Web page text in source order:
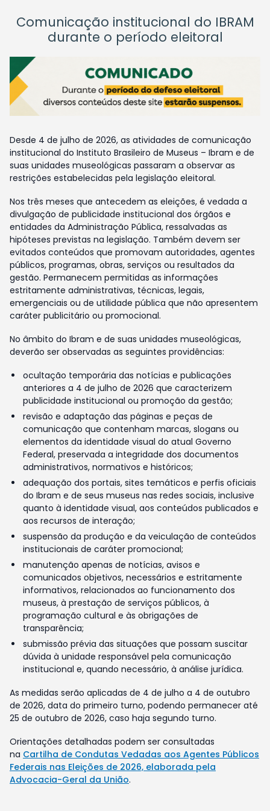
Comunicação institucional do IBRAM
durante o período eleitoral
Desde 4 de julho de 2026, as atividades de comunicação
institucional do Instituto Brasileiro de Museus – Ibram e de
suas unidades museológicas passaram a observar as
restrições estabelecidas pela legislação eleitoral.
Nos três meses que antecedem as eleições, é vedada a
divulgação de publicidade institucional dos órgãos e
entidades da Administração Pública, ressalvadas as
hipóteses previstas na legislação. Também devem ser
evitados conteúdos que promovam autoridades, agentes
públicos, programas, obras, serviços ou resultados da
gestão. Permanecem permitidas as informações
estritamente administrativas, técnicas, legais,
emergenciais ou de utilidade pública que não apresentem
caráter publicitário ou promocional.
No âmbito do Ibram e de suas unidades museológicas,
deverão ser observadas as seguintes providências:
ocultação temporária das notícias e publicações
anteriores a 4 de julho de 2026 que caracterizem
publicidade institucional ou promoção da gestão;
revisão e adaptação das páginas e peças de
comunicação que contenham marcas, slogans ou
elementos da identidade visual do atual Governo
Federal, preservada a integridade dos documentos
administrativos, normativos e históricos;
adequação dos portais, sites temáticos e perfis oficiais
do Ibram e de seus museus nas redes sociais, inclusive
quanto à identidade visual, aos conteúdos publicados e
aos recursos de interação;
suspensão da produção e da veiculação de conteúdos
institucionais de caráter promocional;
manutenção apenas de notícias, avisos e
comunicados objetivos, necessários e estritamente
informativos, relacionados ao funcionamento dos
museus, à prestação de serviços públicos, à
programação cultural e às obrigações de
transparência;
submissão prévia das situações que possam suscitar
dúvida à unidade responsável pela comunicação
institucional e, quando necessário, à análise jurídica.
As medidas serão aplicadas de 4 de julho a 4 de outubro
de 2026, data do primeiro turno, podendo permanecer até
25 de outubro de 2026, caso haja segundo turno.
Orientações detalhadas podem ser consultadas
na Cartilha de Condutas Vedadas aos Agentes Públicos
Federais nas Eleições de 2026, elaborada pela
Advocacia-Geral da União.